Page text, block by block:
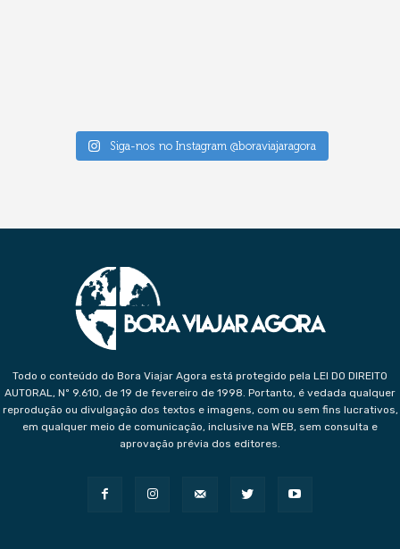
Siga-nos no Instagram @boraviajaragora
Todo o conteúdo do Bora Viajar Agora está protegido pela LEI DO DIREITO
AUTORAL, Nº 9.610, de 19 de fevereiro de 1998. Portanto, é vedada qualquer
reprodução ou divulgação dos textos e imagens, com ou sem fins lucrativos,
em qualquer meio de comunicação, inclusive na WEB, sem consulta e
aprovação prévia dos editores.